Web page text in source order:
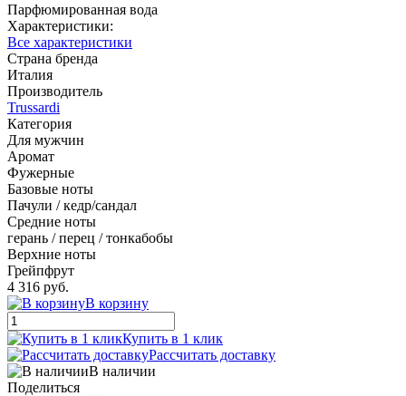
Парфюмированная вода
Характеристики:
Все характеристики
Страна бренда
Италия
Производитель
Trussardi
Категория
Для мужчин
Аромат
Фужерные
Базовые ноты
Пачули / кедр/сандал
Средние ноты
герань / перец / тонкабобы
Верхние ноты
Грейпфрут
4 316 руб.
В корзину
Купить в 1 клик
Рассчитать доставку
В наличии
Поделиться